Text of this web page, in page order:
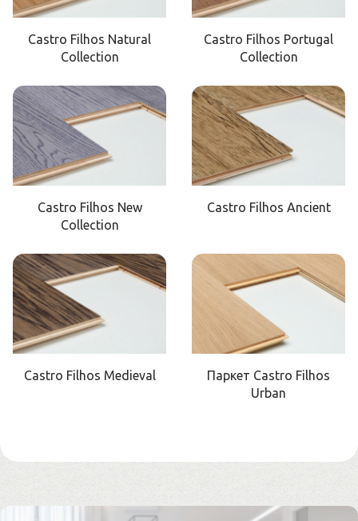
Castro Filhos Natural
Collection
Castro Filhos Portugal
Collection
Castro Filhos New
Collection
Castro Filhos Ancient
Castro Filhos Medieval
Паркет Castro Filhos
Urban